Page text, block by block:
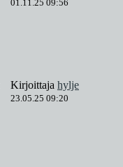
01.11.25 09:56
Kirjoittaja hylje
23.05.25 09:20